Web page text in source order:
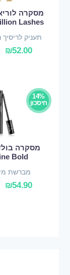
Lashes
תעניק
₪52.00
14%
חיסכון
מסקרה
Bold
מברשת
₪54.90